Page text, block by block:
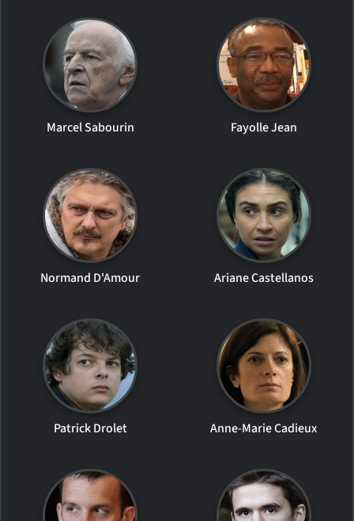
Marcel Sabourin Fayolle Jean
Normand D'Amour Ariane Castellanos
Patrick Drolet Anne-Marie Cadieux